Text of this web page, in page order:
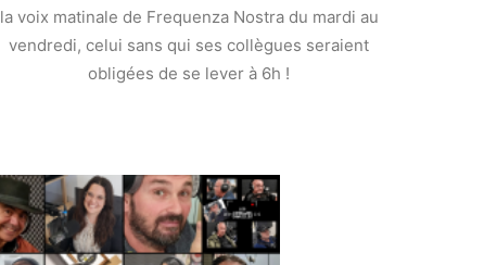
la voix matinale de Frequenza Nostra du mardi au
vendredi, celui sans qui ses collègues seraient
obligées de se lever à 6h !